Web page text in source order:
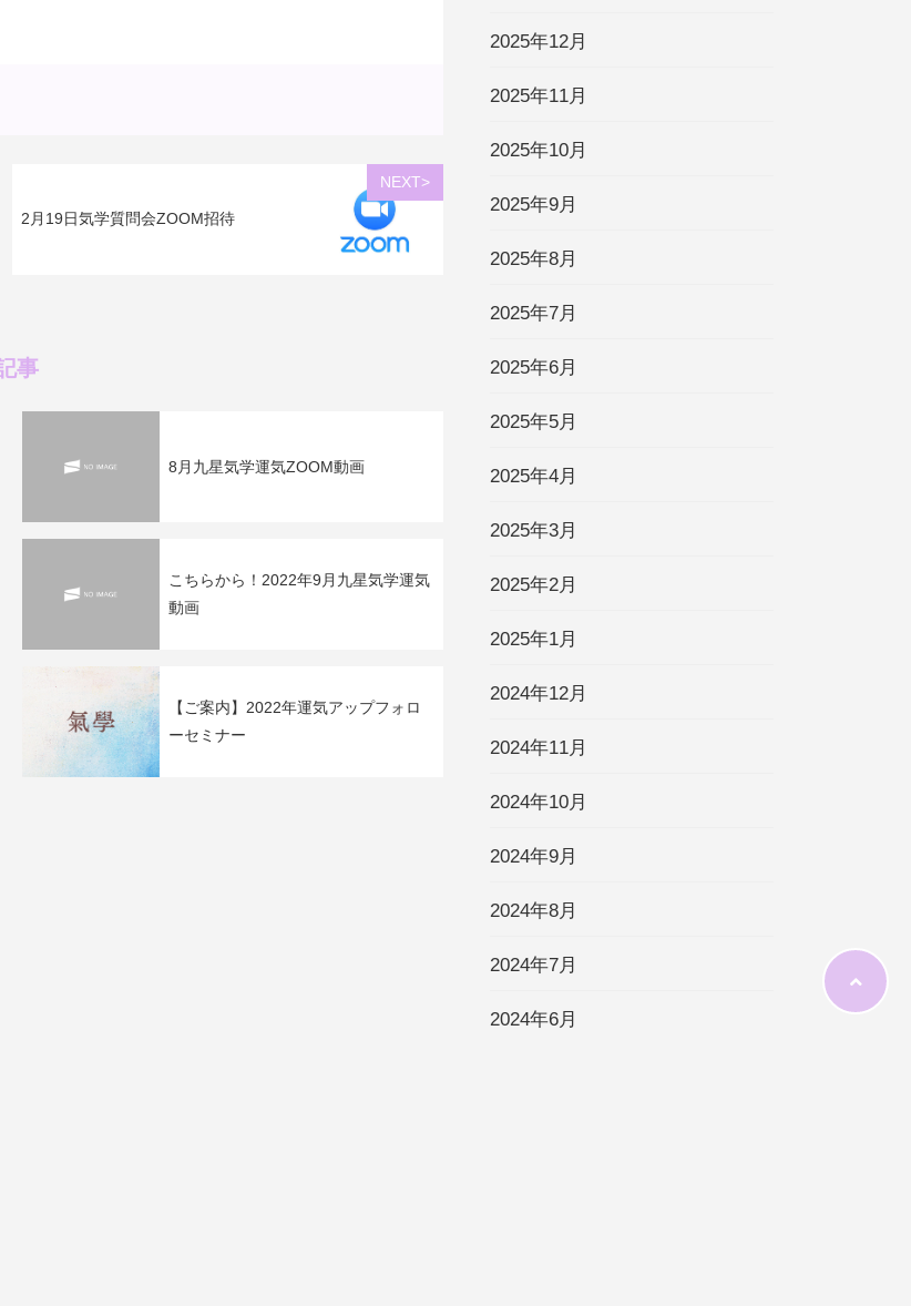
NEXT>
2月19日気学質問会ZOOM招待
事
8月九星気学運気ZOOM動画
こちらから！2022年9月九星気学運気
動画
【ご案内】2022年運気アップフォロ
ーセミナー
2025年12月
2025年11月
2025年10月
2025年9月
2025年8月
2025年7月
2025年6月
2025年5月
2025年4月
2025年3月
2025年2月
2025年1月
2024年12月
2024年11月
2024年10月
2024年9月
2024年8月
2024年7月
2024年6月